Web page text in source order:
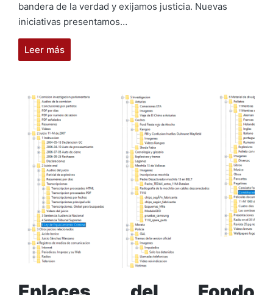
bandera de la verdad y exijamos justicia. Nuevas
iniciativas presentamos…
Leer más